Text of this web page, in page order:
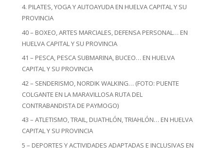
4. PILATES, YOGA Y AUTOAYUDA EN HUELVA CAPITAL Y SU
PROVINCIA
40 – BOXEO, ARTES MARCIALES, DEFENSA PERSONAL… EN
HUELVA CAPITAL Y SU PROVINCIA
41 – PESCA, PESCA SUBMARINA, BUCEO… EN HUELVA
CAPITAL Y SU PROVINCIA
42 – SENDERISMO, NORDIK WALKING… (FOTO: PUENTE
COLGANTE EN LA MARAVILLOSA RUTA DEL
CONTRABANDISTA DE PAYMOGO)
43 – ATLETISMO, TRAIL, DUATHLÓN, TRIAHLÓN… EN HUELVA
CAPITAL Y SU PROVINCIA
5 – DEPORTES Y ACTIVIDADES ADAPTADAS E INCLUSIVAS EN